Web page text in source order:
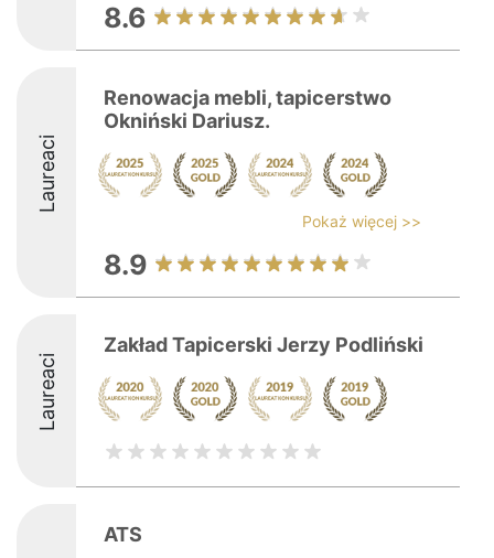
8.6
Laureaci
Renowacja mebli, tapicerstwo
Okniński Dariusz.
Pokaż więcej >>
8.9
Laureaci
Zakład Tapicerski Jerzy Podliński
ATS